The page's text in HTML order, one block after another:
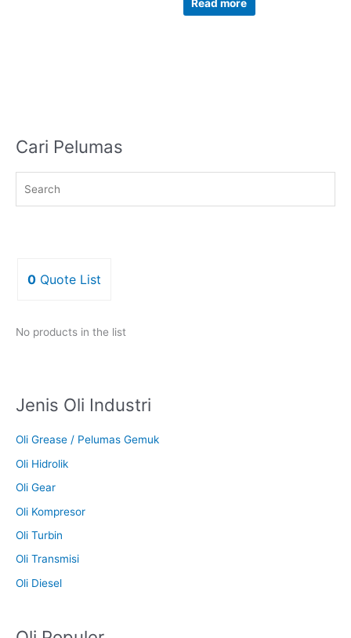
Read more
Cari Pelumas
0 Quote List
No products in the list
Jenis Oli Industri
Oli Grease / Pelumas Gemuk
Oli Hidrolik
Oli Gear
Oli Kompresor
Oli Turbin
Oli Transmisi
Oli Diesel